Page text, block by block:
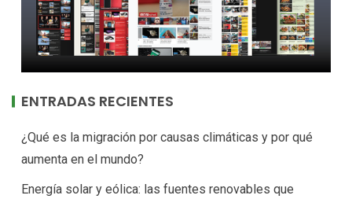
ENTRADAS RECIENTES
¿Qué es la migración por causas climáticas y por qué
aumenta en el mundo?
Energía solar y eólica: las fuentes renovables que